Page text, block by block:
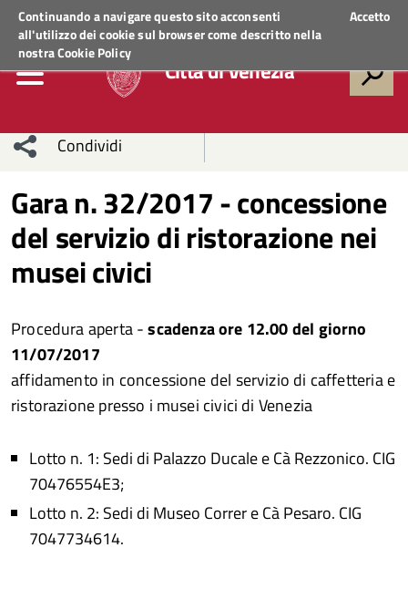
Continuando a navigare questo sito acconsenti
all'utilizzo dei cookie sul browser come descritto nella
nostraCookie Policy
Accetto
Regione VenetoACCEDI AI SERVIZI
Città di Venezia
Condividi
sui social
network
Condividi
Condividi
su
Condividi
Twitter
su
Condividi
Whatsapp
Gara n. 32/2017 - concessione
del servizio di ristorazione nei
musei civici
Procedura aperta -scadenza ore 12.00 del giorno
11/07/2017
affidamento in concessione del servizio di caffetteria e
ristorazione presso i musei civici di Venezia
Lotto n. 1: Sedi di Palazzo Ducale e Cà Rezzonico. CIG
70476554E3;
Lotto n. 2: Sedi di Museo Correr e Cà Pesaro. CIG
7047734614.